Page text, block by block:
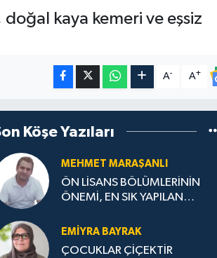
kaya kemeri ve eşsiz
A- A+
Köşe Yazıları
MEHMET MARAŞANLI
ÖN LİSANS BÖLÜMLERİNİN
ÖNEMİ, EN SIK YAPILAN
STRATEJİLERİ
EMIYRA BAYRAK
ÇOCUKLAR ÇİÇEKTİR